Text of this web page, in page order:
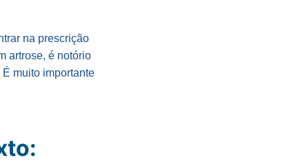
na prescrição
artrose, é notório
muito importante